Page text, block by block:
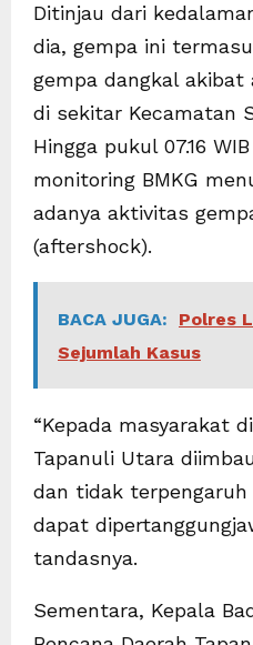
Ditinjau dari
dia, gempa ini
gempa dangkal
di sekitar Kecamatan
Hingga pukul 07.16
monitoring BMKG
adanya aktivitas
(aftershock).
BACA JUGA:
Polres
Sejumlah Kasus
“Kepada masyarakat
Tapanuli Utara
dan tidak
dapat
tandasnya.
Sementara, Kepala